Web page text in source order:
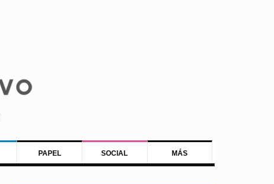
PAPEL SOCIAL MÁS